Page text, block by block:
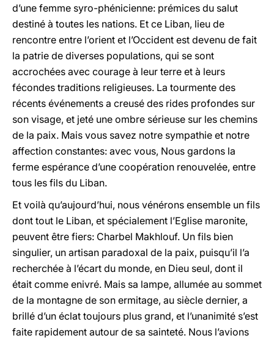
d’une femme syro-phénicienne: prémices du salut
destiné à toutes les nations. Et ce Liban, lieu de
rencontre entre l’orient et l’Occident est devenu de fait
la patrie de diverses populations, qui se sont
accrochées avec courage à leur terre et à leurs
fécondes traditions religieuses. La tourmente des
récents événements a creusé des rides profondes sur
son visage, et jeté une ombre sérieuse sur les chemins
de la paix. Mais vous savez notre sympathie et notre
affection constantes: avec vous, Nous gardons la
ferme espérance d’une coopération renouvelée, entre
tous les fils du Liban.
Et voilà qu’aujourd’hui, nous vénérons ensemble un fils
dont tout le Liban, et spécialement l’Eglise maronite,
peuvent être fiers: Charbel Makhlouf. Un fils bien
singulier, un artisan paradoxal de la paix, puisqu’il l’a
recherchée à l’écart du monde, en Dieu seul, dont il
était comme enivré. Mais sa lampe, allumée au sommet
de la montagne de son ermitage, au siècle dernier, a
brillé d’un éclat toujours plus grand, et l’unanimité s’est
faite rapidement autour de sa sainteté. Nous l’avions